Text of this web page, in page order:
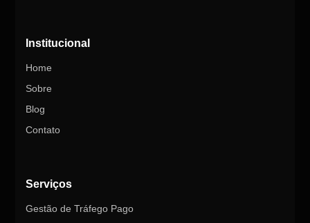
Institucional
Home
Sobre
Blog
Contato
Serviços
Gestão de Tráfego Pago